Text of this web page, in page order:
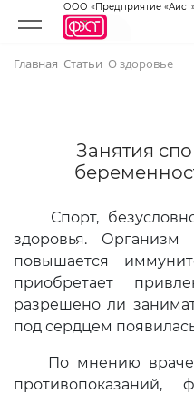
ООО «Предприятие «Аист»
Главная Статьи О здоровье
Занятия
Спорт,
здоровья. Организм
повышается
приобретает
разрешено ли
под сердцем
По мнению
противопоказаний,